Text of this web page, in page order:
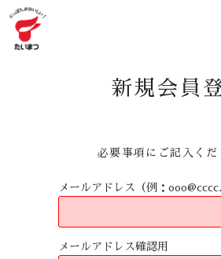
新規会員
必要事項にご記入くだ
メールアドレス（例：
メールアドレス確認用